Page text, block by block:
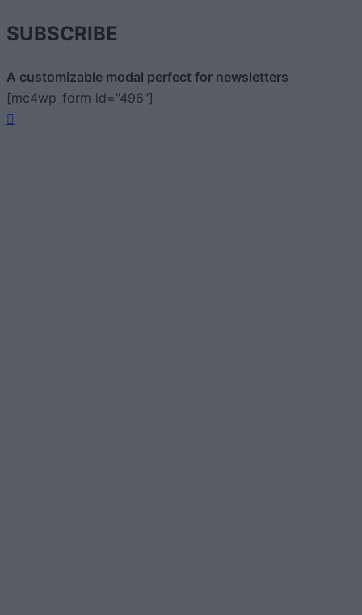
SUBSCRIBE
A customizable modal perfect for newsletters
[mc4wp_form id="496"]